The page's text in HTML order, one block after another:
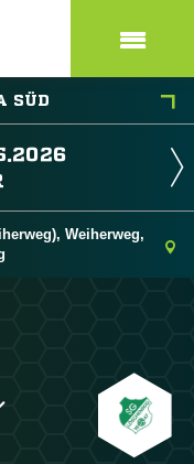
SÜD
Weiherweg,